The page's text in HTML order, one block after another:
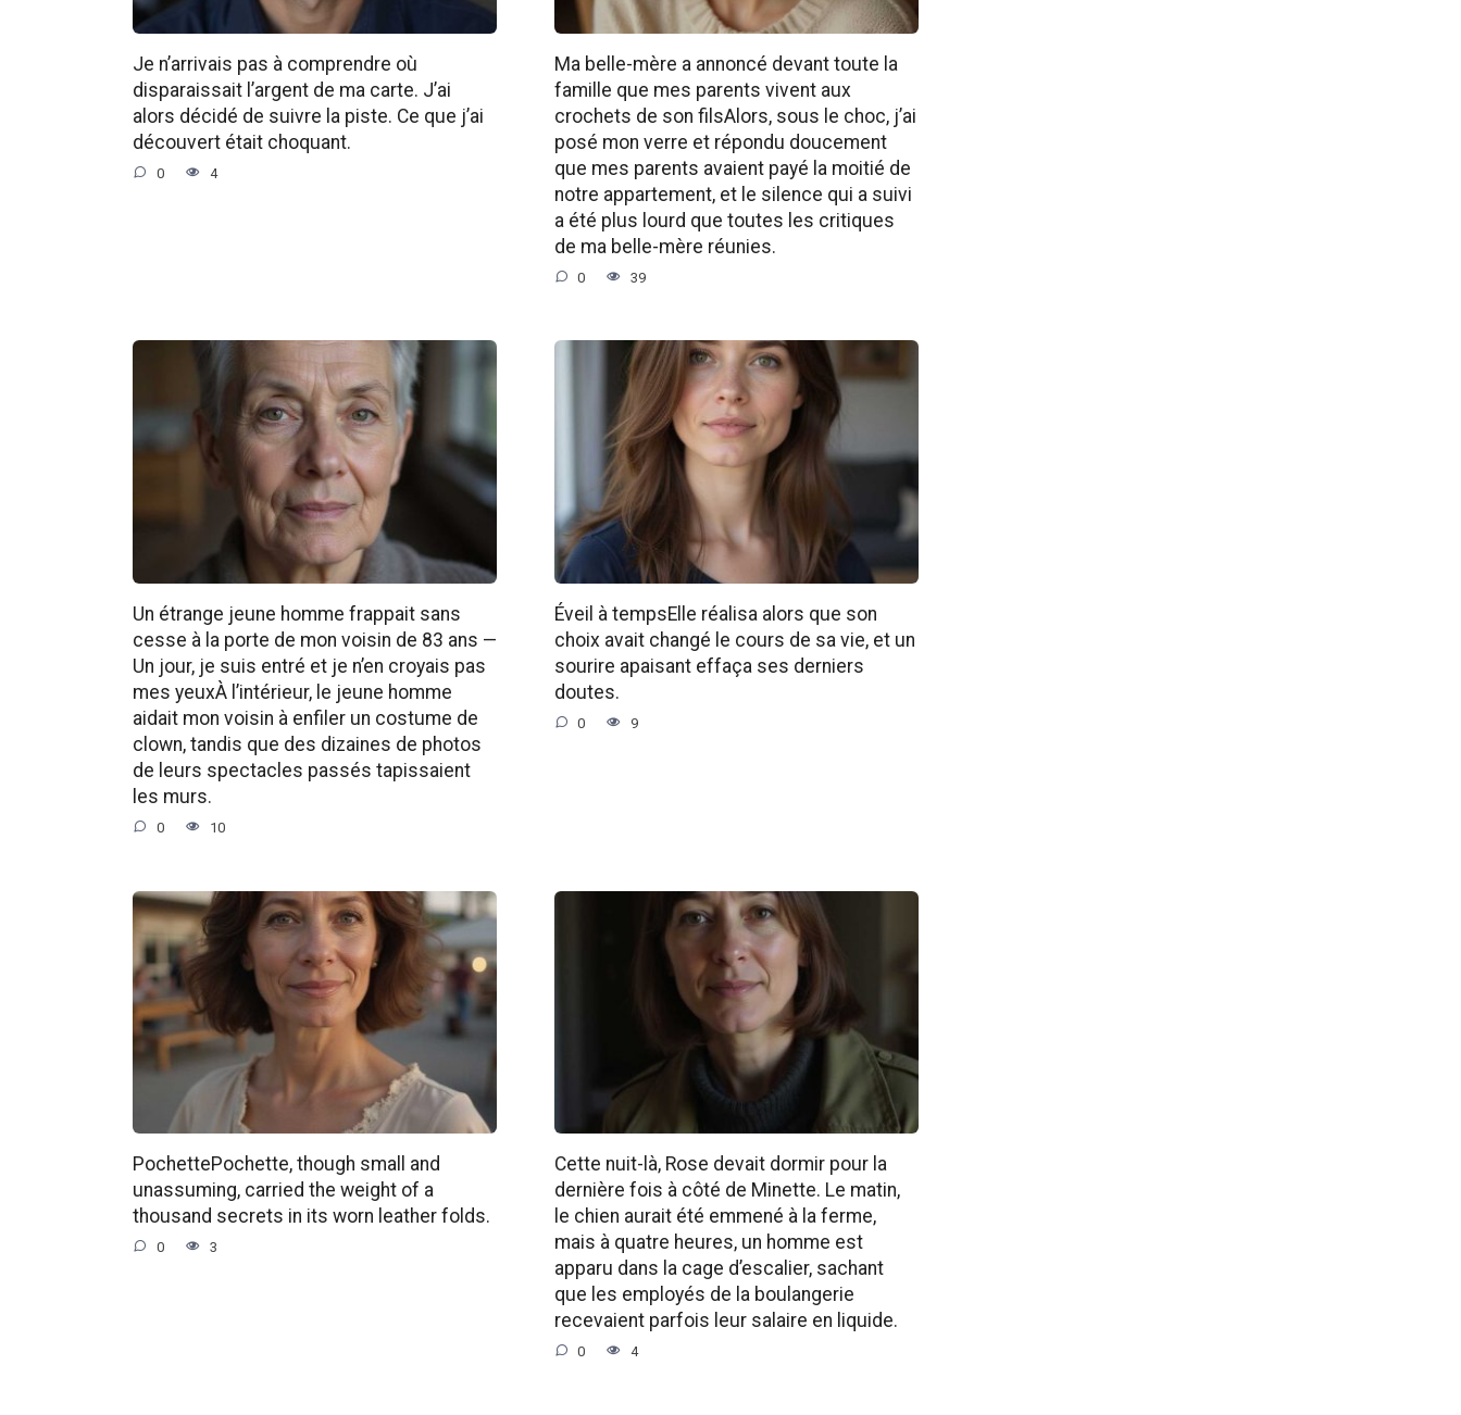
Je n’arrivais pas à comprendre où
disparaissait l’argent de ma carte. J’ai
alors décidé de suivre la piste. Ce que j’ai
découvert était choquant.
0 4
Ma belle-mère a annoncé devant toute la
famille que mes parents vivent aux
crochets de son filsAlors, sous le choc, j’ai
posé mon verre et répondu doucement
que mes parents avaient payé la moitié de
notre appartement, et le silence qui a suivi
a été plus lourd que toutes les critiques
de ma belle-mère réunies.
0 39
Un étrange jeune homme frappait sans
cesse à la porte de mon voisin de 83 ans —
Un jour, je suis entré et je n’en croyais pas
mes yeuxÀ l’intérieur, le jeune homme
aidait mon voisin à enfiler un costume de
clown, tandis que des dizaines de photos
de leurs spectacles passés tapissaient
les murs.
0 10
Éveil à tempsElle réalisa alors que son
choix avait changé le cours de sa vie, et un
sourire apaisant effaça ses derniers
doutes.
0 9
PochettePochette, though small and
unassuming, carried the weight of a
thousand secrets in its worn leather folds.
0 3
Cette nuit-là, Rose devait dormir pour la
dernière fois à côté de Minette. Le matin,
le chien aurait été emmené à la ferme,
mais à quatre heures, un homme est
apparu dans la cage d’escalier, sachant
que les employés de la boulangerie
recevaient parfois leur salaire en liquide.
0 4